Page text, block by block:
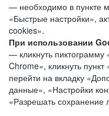
— необходимо в пункте
«Быстрые настройки»,
cookies».
При использовании
— кликнуть
Chrome», кликнуть
перейти на вкладку
данные», «Настройки
«Разрешать сохранение